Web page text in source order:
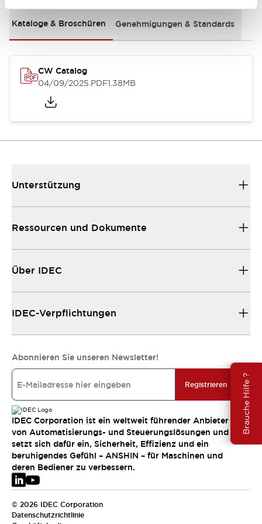
Brauche Hilfe ?
Kataloge & Broschüren Genehmigungen & Standards
CW Catalog
04/09/2025.PDF1.38MB
Unterstützung
Ressourcen und Dokumente
Über IDEC
IDEC-Verpflichtungen
Abonnieren Sie unseren Newsletter!
Registrieren
IDEC Corporation ist ein weltweit führender Anbieter
von Automatisierungs- und Steuerungslösungen und
setzt sich dafür ein, Sicherheit, Effizienz und ein
beruhigendes Gefühl – ANSHIN – für Maschinen und
deren Bediener zu verbessern.
© 2026 IDEC Corporation
Datenschutzrichtlinie